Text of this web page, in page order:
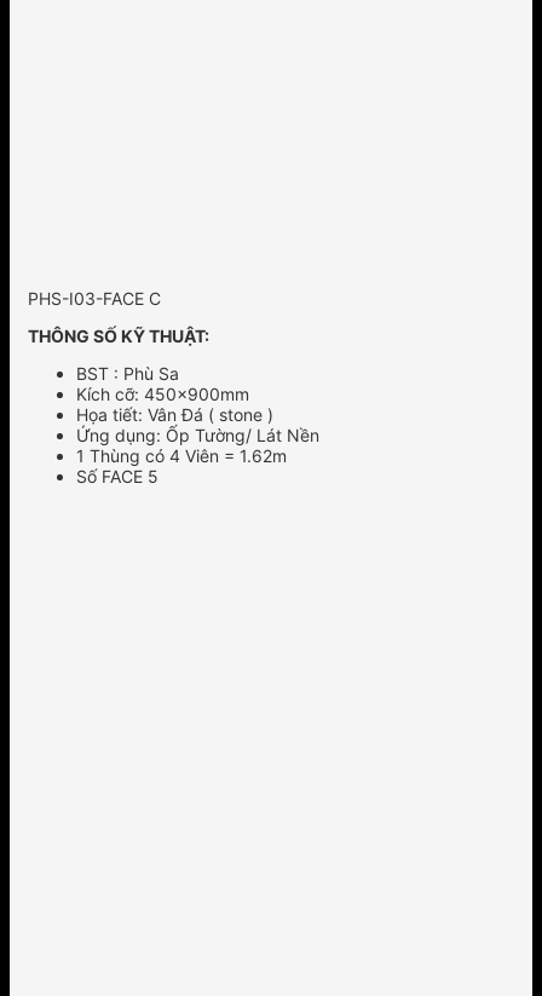
PHS-I03-FACE C
THÔNG SỐ KỸ THUẬT:
BST : Phù Sa
Kích cỡ: 450x900mm
Họa tiết: Vân Đá ( stone )
Ứng dụng: Ốp Tường/ Lát Nền
1 Thùng có 4 Viên = 1.62m
Số FACE 5